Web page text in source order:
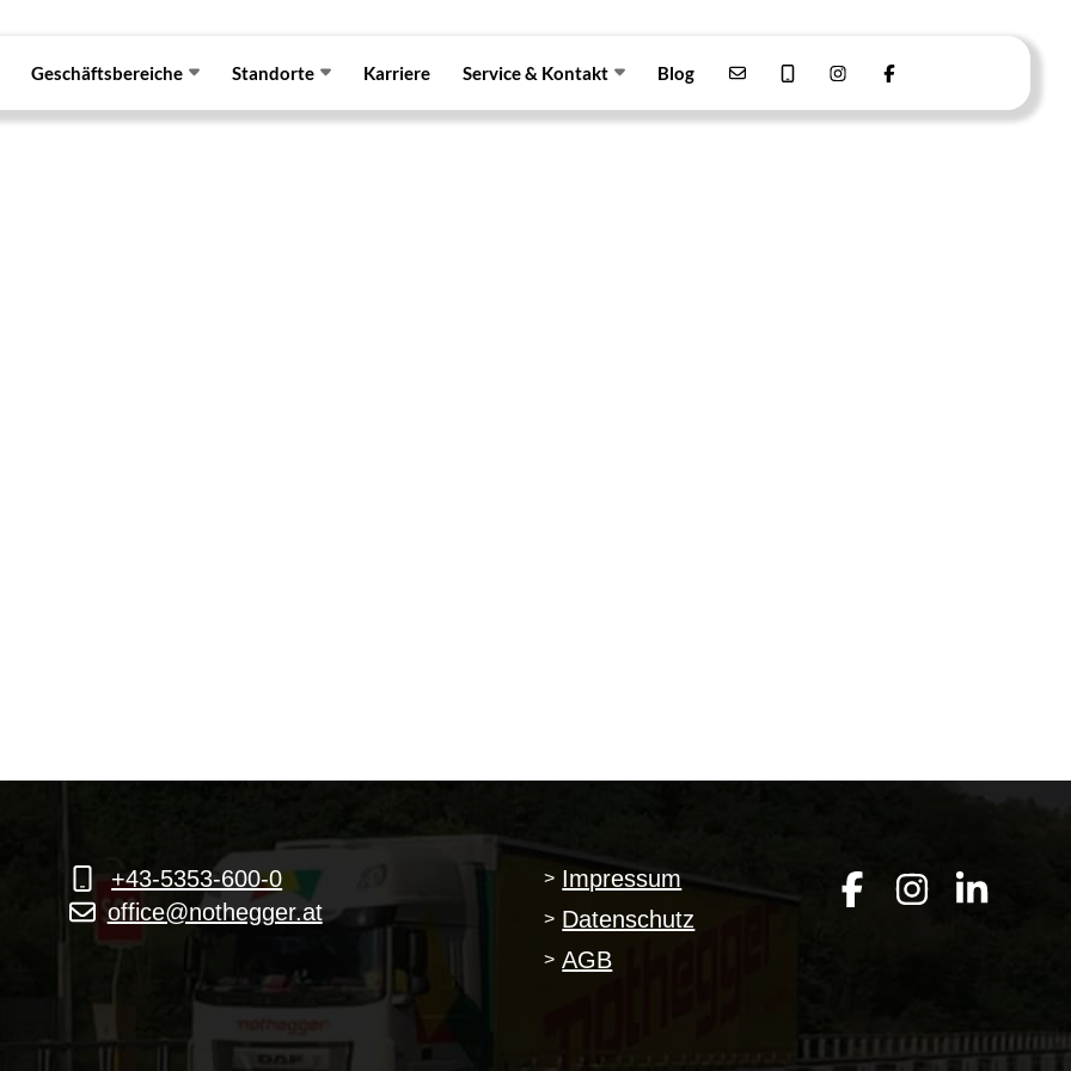
Geschäftsbereiche Standorte Karriere Service & Kontakt Blog
+43-5353-600-0
office@nothegger.at
> Impressum
> Datenschutz
> AGB